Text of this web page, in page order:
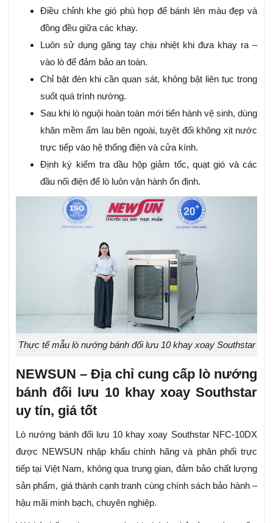
Điều chỉnh khe gió phù hợp để bánh lên màu đẹp và
đồng đều giữa các khay.
Luôn sử dụng găng tay chịu nhiệt khi đưa khay ra –
vào lò để đảm bảo an toàn.
Chỉ bật đèn khi cần quan sát, không bật liên tục trong
suốt quá trình nướng.
Sau khi lò nguội hoàn toàn mới tiến hành vệ sinh, dùng
khăn mềm ẩm lau bên ngoài, tuyệt đối không xịt nước
trực tiếp vào hệ thống điện và cửa kính.
Định kỳ kiểm tra dầu hộp giảm tốc, quạt gió và các
đầu nối điện để lò luôn vận hành ổn định.
Thực tế mẫu lò nướng bánh đối lưu 10 khay xoay Southstar
NEWSUN – Địa chỉ cung cấp lò nướng
bánh đối lưu 10 khay xoay Southstar
uy tín, giá tốt
Lò nướng bánh đối lưu 10 khay xoay Southstar NFC-10DX
được NEWSUN nhập khẩu chính hãng và phân phối trực
tiếp tại Việt Nam, không qua trung gian, đảm bảo chất lượng
sản phẩm, giá thành cạnh tranh cùng chính sách bảo hành –
hậu mãi minh bạch, chuyên nghiệp.